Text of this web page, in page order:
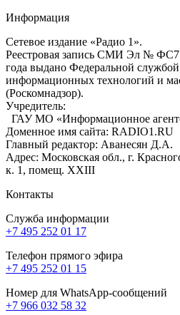
Информация
Сетевое издание «Радио 1».
Реестровая запись СМИ Эл №
года выдано Федеральной службой
информационных технологий и
(Роскомнадзор).
Учредитель:
ГАУ МО «Информационное
Доменное имя сайта: RADIO1.RU
Главный редактор: Аванесян Д.А.
Адрес: Московская обл., г.
к. 1, помещ. XXIII
Контакты
Служба информации
+7 495 252 01 17
Телефон прямого эфира
+7 495 252 01 15
Номер для WhatsApp-сообщений
+7 966 032 58 32